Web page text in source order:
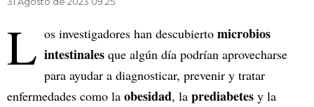
L os investigadores han descubierto microbios
intestinales que algún día podrían aprovecharse
para ayudar a diagnosticar, prevenir y tratar
enfermedades como la obesidad, la prediabetes y la